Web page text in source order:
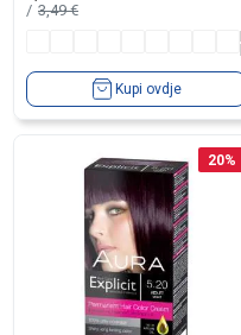
3,49€
Kupi ovdje
20%